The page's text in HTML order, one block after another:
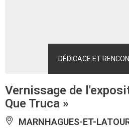
DÉDICACE ET
Vernissage de
Que Truca »
MARNHAGUES-ET-